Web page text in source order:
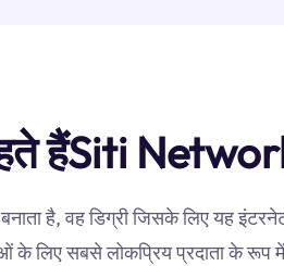
हैंSiti
है, वह डिग्री जिसके लिए यह
के लिए सबसे लोकप्रिय प्रदाता के